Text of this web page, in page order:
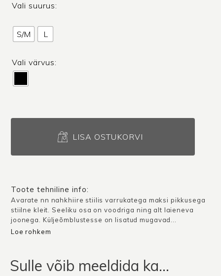
Vali suurus:
S/M L
Vali värvus:
Hetkel
otsas!
kogus
LISA OSTUKORVI
Toote tehniline info:
Avarate nn nahkhiire stiilis varrukatega maksi pikkusega
stiilne kleit. Seeliku osa on voodriga ning alt laieneva
joonega. Küljeõmblustesse on lisatud mugavad...
Loe rohkem
Sulle võib meeldida ka…